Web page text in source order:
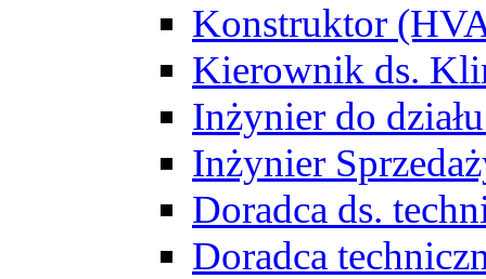
Konstruktor
Kierownik ds.
Inżynier do
Inżynier
Doradca ds.
Doradca